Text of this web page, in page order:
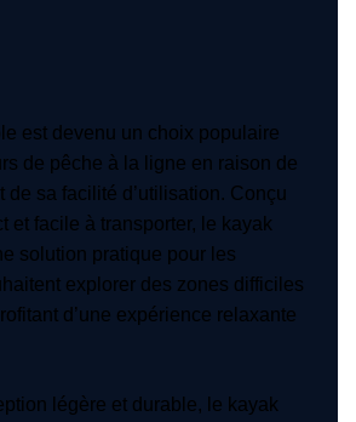
est devenu un choix populaire
de pêche à la ligne en raison de
de sa facilité d’utilisation. Conçu
et facile à transporter, le kayak
solution pratique pour les
explorer des zones difficiles
d’une expérience relaxante
légère et durable, le kayak